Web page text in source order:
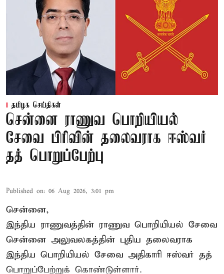
தமிழக செய்திகள்
சென்னை ராணுவ பொறியியல்
சேவை பிரிவின் தலைவராக ஈஸ்வர்
தத் பொறுப்பேற்பு
Published on: 06 Aug 2026, 3:01 pm
சென்னை,
இந்திய ராணுவத்தின் ராணுவ பொறியியல் சேவை
சென்னை அலுவலகத்தின் புதிய தலைவராக
இந்திய பொறியியல் சேவை அதிகாரி ஈஸ்வர் தத்
பொறுப்பேற்றுக் கொண்டுள்ளார்.